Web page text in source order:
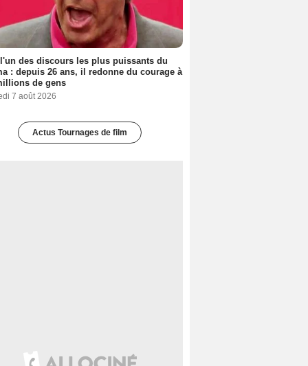
des discours les plus puissants du
: depuis 26 ans, il redonne du courage à
de gens
7 août 2026
Actus Tournages de film